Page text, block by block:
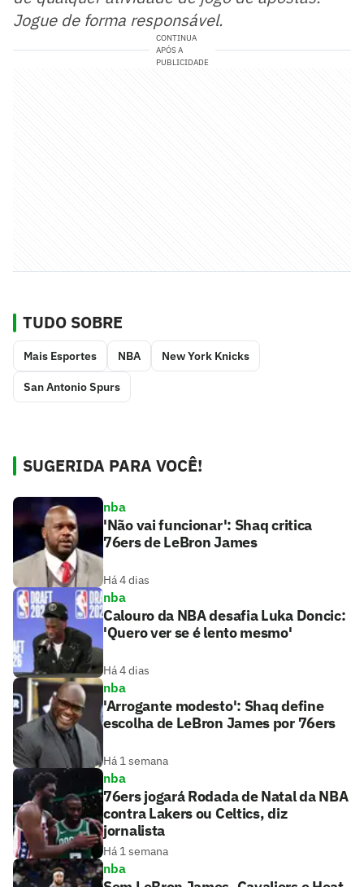
Jogue de forma responsável.
CONTINUA
APÓS A
PUBLICIDADE
TUDO SOBRE
Mais Esportes NBA New York Knicks
San Antonio Spurs
SUGERIDA PARA VOCÊ!
nba
'Não vai funcionar': Shaq critica
76ers de LeBron James
Há 4 dias
nba
Calouro da NBA desafia Luka Doncic:
'Quero ver se é lento mesmo'
Há 4 dias
nba
'Arrogante modesto': Shaq define
escolha de LeBron James por 76ers
Há 1 semana
nba
76ers jogará Rodada de Natal da NBA
contra Lakers ou Celtics, diz
jornalista
Há 1 semana
nba